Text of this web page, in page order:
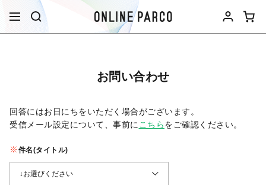
お問い合わせ
回答にはお日にちをいただく場合がございます。
受信メール設定について、事前に こちらをご確認ください。​
件名(タイトル)